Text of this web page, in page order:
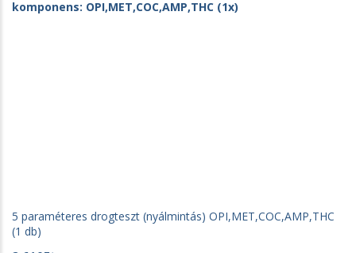
5 paraméteres drogteszt (nyálmintás) OPI,MET,COC,AMP,THC
(1 db)